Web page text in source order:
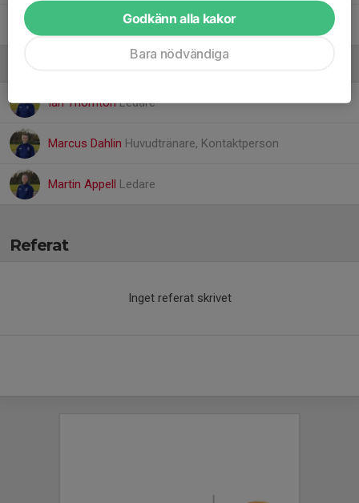
35. Anton Lidvall
Ian ThorntonLedare
Marcus Dahlin Huvudtränare, Kontaktperson
Martin Appell Ledare
Referat
Inget referat skrivet
Godkänn alla kakor
Bara nödvändiga